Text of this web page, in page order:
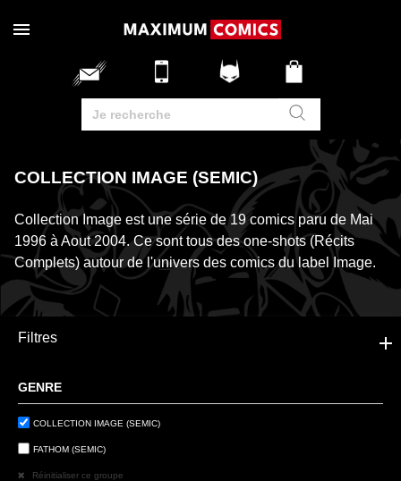
COLLECTION IMAGE (SEMIC)
Collection Image est une série de 19 comics paru de Mai
1996 à Aout 2004. Ce sont tous des one-shots (Récits
Complets) autour de l'univers des comics du label Image.
Filtres
GENRE
COLLECTION IMAGE (SEMIC)
FATHOM (SEMIC)
Réinitialiser ce groupe